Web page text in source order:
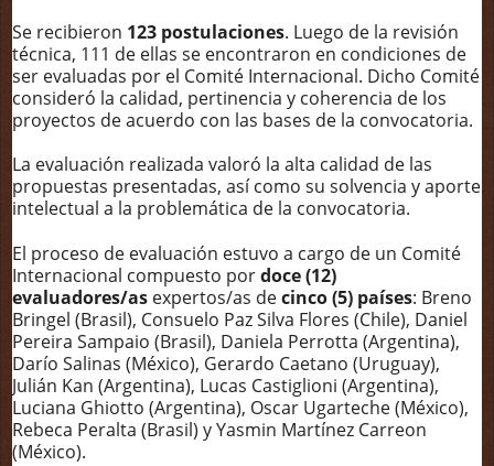
Se recibieron 123 postulaciones. Luego de la revisión
técnica, 111 de ellas se encontraron en condiciones de
ser evaluadas por el Comité Internacional. Dicho Comité
consideró la calidad, pertinencia y coherencia de los
proyectos de acuerdo con las bases de la convocatoria.
La evaluación realizada valoró la alta calidad de las
propuestas presentadas, así como su solvencia y aporte
intelectual a la problemática de la convocatoria.
El proceso de evaluación estuvo a cargo de un Comité
Internacional compuesto pordoce (12)
evaluadores/as expertos/as decinco (5) países: Breno
Bringel (Brasil), Consuelo Paz Silva Flores (Chile), Daniel
Pereira Sampaio (Brasil), Daniela Perrotta (Argentina),
Darío Salinas (México), Gerardo Caetano (Uruguay),
Julián Kan (Argentina), Lucas Castiglioni (Argentina),
Luciana Ghiotto (Argentina), Oscar Ugarteche (México),
Rebeca Peralta (Brasil) y Yasmin Martínez Carreon
(México).